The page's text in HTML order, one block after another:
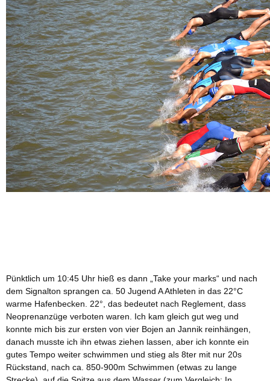
Pünktlich um 10:45 Uhr hieß es dann „Take your marks“ und nach
dem Signalton sprangen ca. 50 Jugend A Athleten in das 22°C
warme Hafenbecken. 22°, das bedeutet nach Reglement, dass
Neoprenanzüge verboten waren. Ich kam gleich gut weg und
konnte mich bis zur ersten von vier Bojen an Jannik reinhängen,
danach musste ich ihn etwas ziehen lassen, aber ich konnte ein
gutes Tempo weiter schwimmen und stieg als 8ter mit nur 20s
Rückstand, nach ca. 850-900m Schwimmen (etwas zu lange